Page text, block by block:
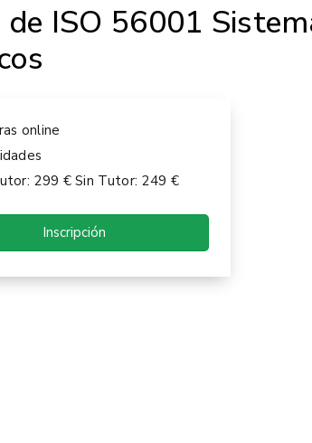
de ISO 56001
online
299 € Sin Tutor: 249 €
Inscripción